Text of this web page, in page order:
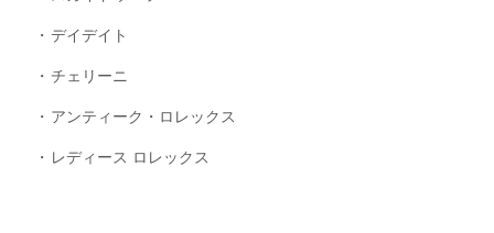
デイデイト
チェリーニ
アンティーク・ロレックス
レディース ロレックス